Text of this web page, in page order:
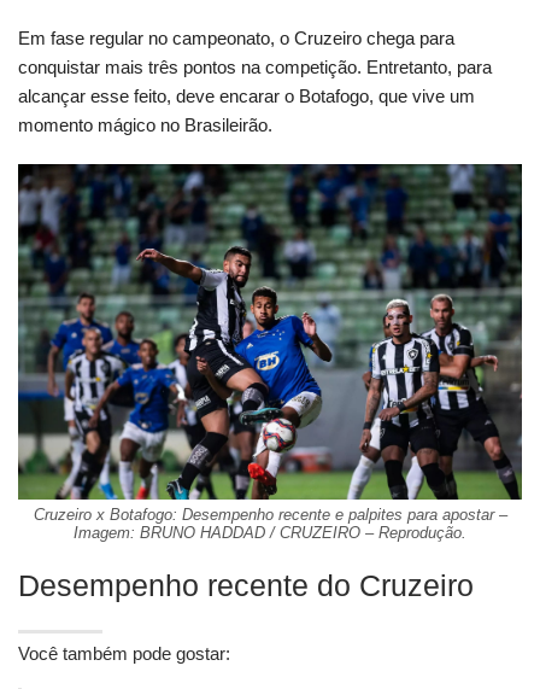
Em fase regular no campeonato, o Cruzeiro chega para
conquistar mais três pontos na competição. Entretanto, para
alcançar esse feito, deve encarar o Botafogo, que vive um
momento mágico no Brasileirão.
Cruzeiro x Botafogo: Desempenho recente e palpites para apostar –
Imagem: BRUNO HADDAD / CRUZEIRO – Reprodução.
Desempenho recente do Cruzeiro
Você também pode gostar: